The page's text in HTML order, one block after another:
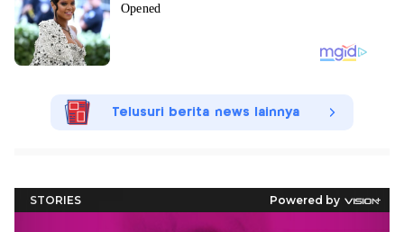
Telusuri berita news lainnya